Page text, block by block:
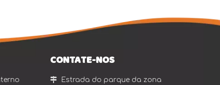
CONTATE-NOS
 Estrada do parque da zona